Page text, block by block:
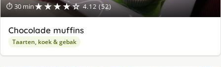
⏱ 30 min★★★★☆ 4.12 (52)
Chocolade muffins
Taarten, koek & gebak